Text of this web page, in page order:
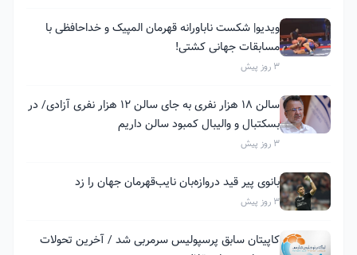
ویدیو| شکست ناباورانه قهرمان المپیک و خداحافظی با
مسابقات جهانی کشتی!
3 روز پیش
سالن ۱۸ هزار نفری به جای سالن ۱۲ هزار نفری آزادی/ در
بسکتبال و والیبال کمبود سالن داریم
3 روز پیش
بانوی پیر قید دروازه‌بان نایب‌قهرمان جهان را زد
3 روز پیش
کاپیتان سابق پرسپولیس سرمربی شد / آخرین تحولات